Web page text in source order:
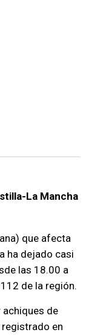
La Mancha
que afecta
ha dejado casi
las 18.00 a
de la región.
achiques de
registrado en